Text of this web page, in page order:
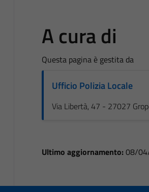
A cura di
Questa pagina è gestita da
Ufficio Polizia Locale
Via Libertà, 47 - 27027
Ultimo aggiornamento: 08/